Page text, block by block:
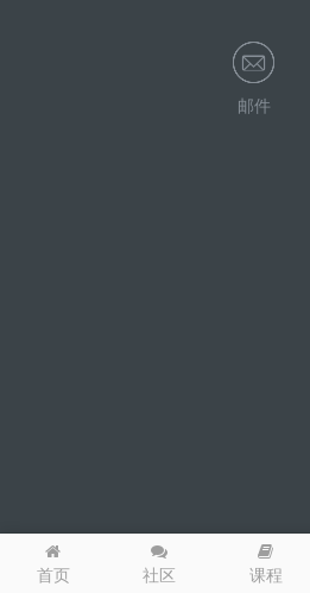
首页 社区 课程
邮件